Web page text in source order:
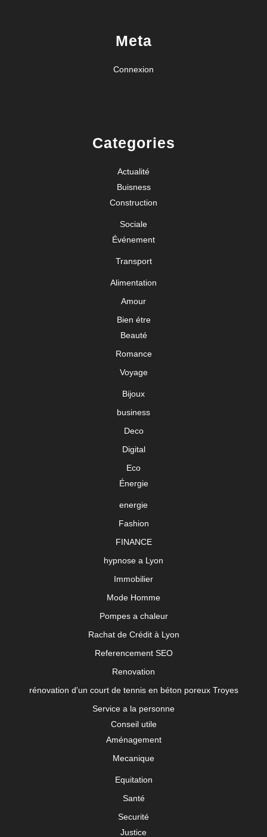
Meta
Connexion
Categories
Actualité
Buisness
Construction
Sociale
Événement
Transport
Alimentation
Amour
Bien étre
Beauté
Romance
Voyage
Bijoux
business
Deco
Digital
Eco
Énergie
energie
Fashion
FINANCE
hypnose a Lyon
Immobilier
Mode Homme
Pompes a chaleur
Rachat de Crédit à Lyon
Referencement SEO
Renovation
rénovation d'un court de tennis en béton poreux Troyes
Service a la personne
Conseil utile
Aménagement
Mecanique
Equitation
Santé
Securité
Justice